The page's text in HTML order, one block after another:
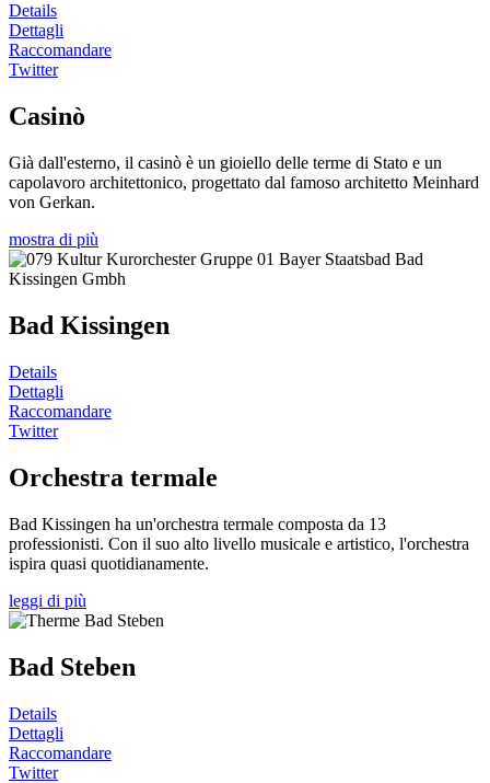
Details
Dettagli
Raccomandare
Twitter
Casinò
Già dall'esterno, il casinò è un gioiello delle terme di Stato e un
capolavoro architettonico, progettato dal famoso architetto Meinhard
von Gerkan.
mostra di più
Bad Kissingen
Details
Dettagli
Raccomandare
Twitter
Orchestra termale
Bad Kissingen ha un'orchestra termale composta da 13
professionisti. Con il suo alto livello musicale e artistico, l'orchestra
ispira quasi quotidianamente.
leggi di più
Bad Steben
Details
Dettagli
Raccomandare
Twitter